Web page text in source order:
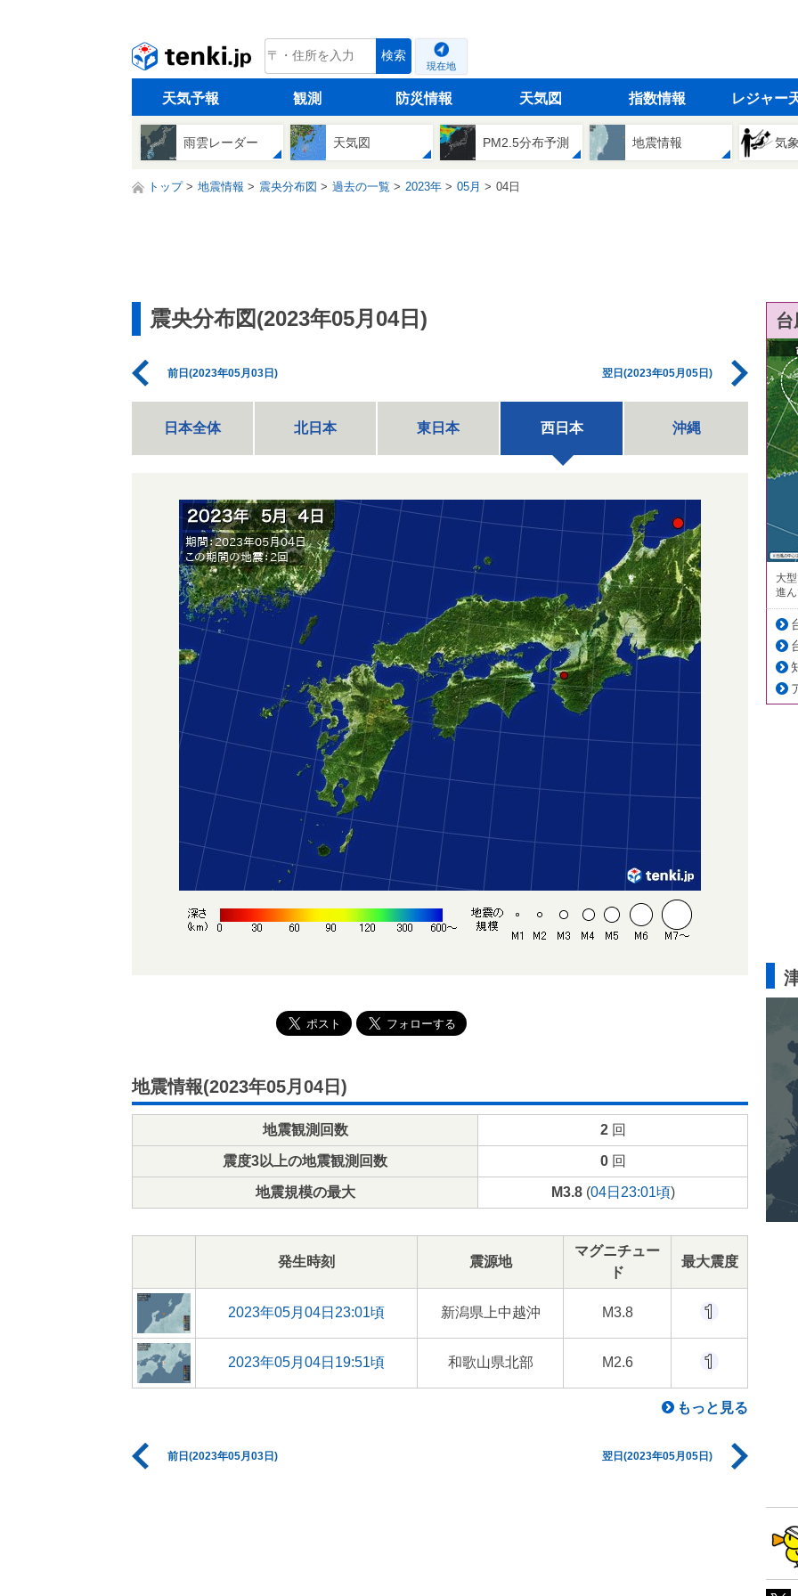
tenki.jp 検索
現在地
天気予報 観測 防災情報 天気図 指数情報 レジャー
雨雲レーダー 天気図 PM2.5分布予測 地震情報 気
トップ 地震情報 震央分布図 過去の一覧 2023年 05月 04日
震央分布図(2023年05月04日)
前日(2023年05月03日) 翌日(2023年05月05日)
日本全体 北日本 東日本 西日本 沖縄
地震情報(2023年05月04日)
地震観測回数 2回
震度3以上の地震観測回数 0回
地震規模の最大 M3.8(04日23:01頃)
発生時刻 震源地
マグニチュー
ド
最大震度
2023年05月04日23:01頃 新潟県上中越沖 M3.8
2023年05月04日19:51頃 和歌山県北部 M2.6
もっと見る
前日(2023年05月03日) 翌日(2023年05月05日)
大
進